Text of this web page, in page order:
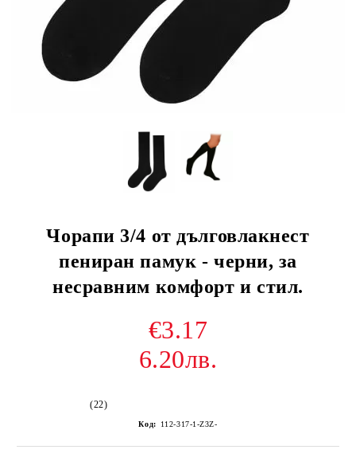
Чорапи 3/4 от дълговлакнест
пениран памук - черни, за
несравним комфорт и стил.
€3.17
6.20лв.
(22)
Код: 112-317-1-Z3Z-